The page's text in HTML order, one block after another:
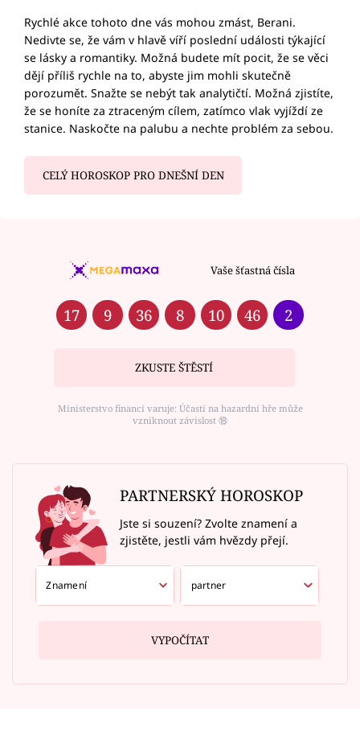
Rychlé akce tohoto dne vás mohou zmást, Berani.
Nedivte se, že vám v hlavě víří poslední události týkající
se lásky a romantiky. Možná budete mít pocit, že se věci
dějí příliš rychle na to, abyste jim mohli skutečně
porozumět. Snažte se nebýt tak analytičtí. Možná zjistíte,
že se honíte za ztraceným cílem, zatímco vlak vyjíždí ze
stanice. Naskočte na palubu a nechte problém za sebou.
CELÝ HOROSKOP PRO DNEŠNÍ DEN
Vaše šťastná čísla
17 9 36 8 10 46 2
ZKUSTE ŠTĚSTÍ
Ministerstvo financí varuje: Účastí na hazardní hře může
vzniknout závislost ⑱
PARTNERSKÝ HOROSKOP
Jste si souzení? Zvolte znamení a
zjistěte, jestli vám hvězdy přejí.
VYPOČÍTAT